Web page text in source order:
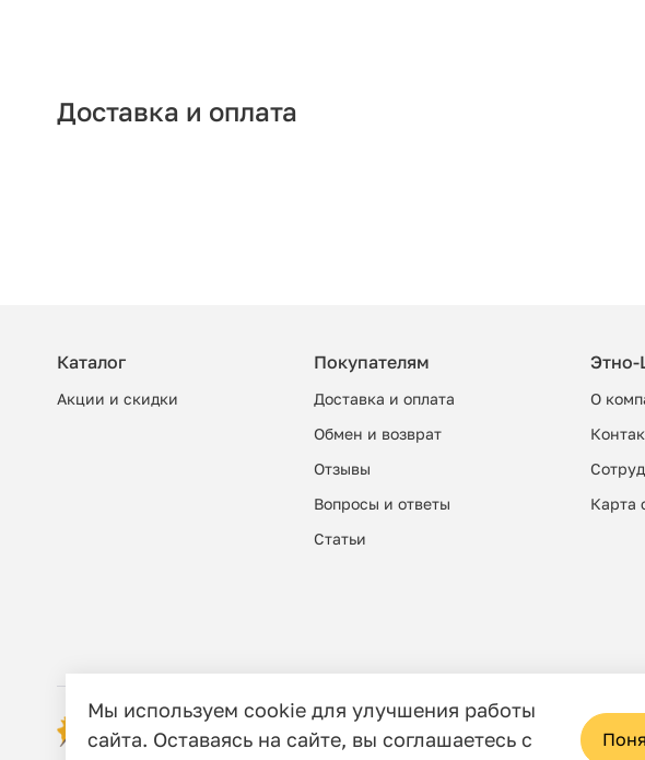
Доставка и оплата
Каталог
Акции и скидки
Покупателям
Доставка и оплата
Обмен и возврат
Отзывы
Вопросы и ответы
Cтатьи
О
Карта
© 2006 - 2026 Этно-шоп, Интернет-магазин
Мы используем cookie для улучшения работы
сайта. Оставаясь на сайте, вы соглашаетесь с